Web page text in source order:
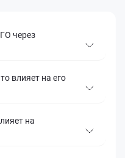
через
влияет на его
на